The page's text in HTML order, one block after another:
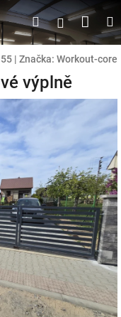
HledatPřihlášení
| Značka: Workout-core
výplně